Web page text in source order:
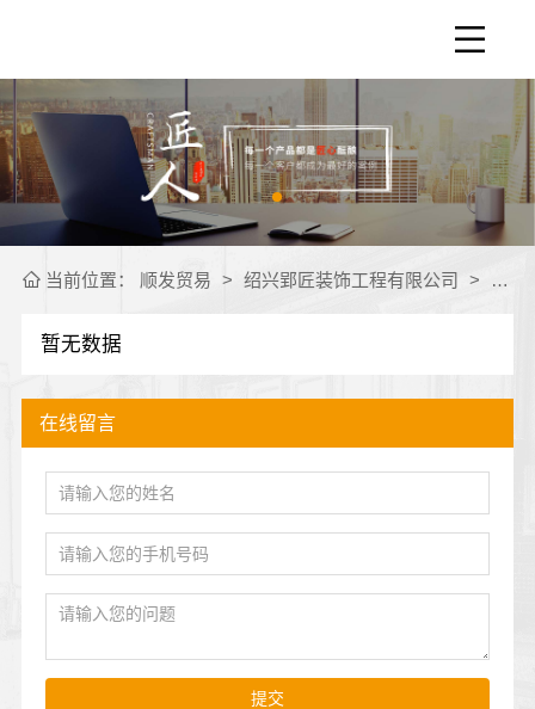
当前位置： 顺发贸易 > 绍兴郢匠装饰工程有限公司 > 公司
暂无数据
在线留言
提交